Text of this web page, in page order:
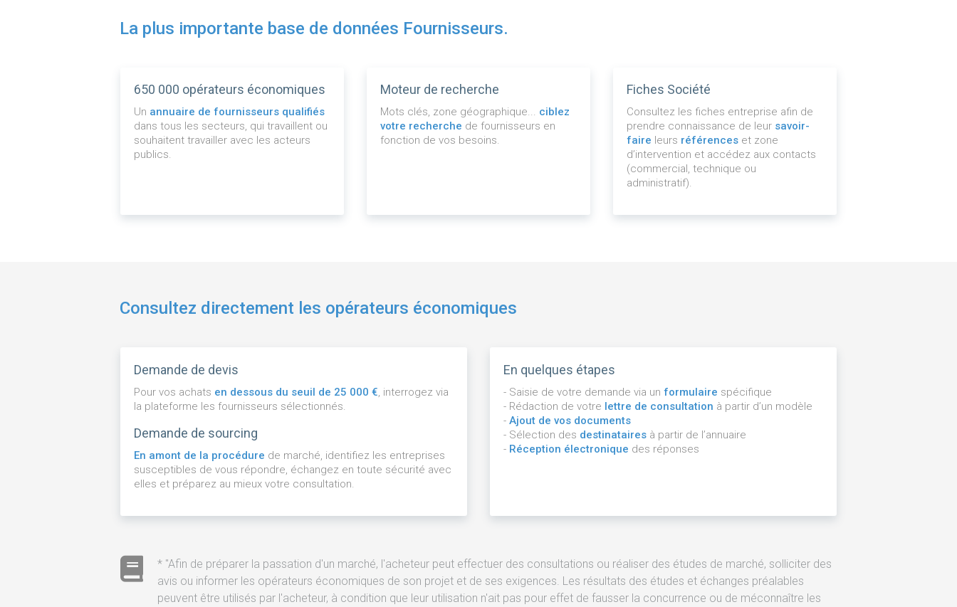
La plus importante base de données Fournisseurs.
650 000 opérateurs économiques
Un annuaire de fournisseurs qualifiés
dans tous les secteurs, qui travaillent ou
souhaitent travailler avec les acteurs
publics.
Moteur de recherche
Mots clés, zone géographique... ciblez
votre recherche de fournisseurs en
fonction de vos besoins.
Fiches Société
Consultez les fiches entreprise afin de
prendre connaissance de leur savoir-
faire leurs références et zone
d’intervention et accédez aux contacts
(commercial, technique ou
administratif).
Consultez directement les opérateurs économiques
Demande de devis
Pour vos achats en dessous du seuil de 25 000 € , interrogez via
la plateforme les fournisseurs sélectionnés.
Demande de sourcing
En amont de la procédure de marché, identifiez les entreprises
susceptibles de vous répondre, échangez en toute sécurité avec
elles et préparez au mieux votre consultation.
En quelques étapes
- Saisie de votre demande via unformulaire spécifique
- Rédaction de votre lettre de consultation à partir d’un modèle
-Ajout de vos documents
- Sélection des destinataires à partir de l’annuaire
- Réception électronique des réponses
* "Afin de préparer la passation d'un marché, l'acheteur peut effectuer des consultations ou réaliser des études de marché, solliciter des
avis ou informer les opérateurs économiques de son projet et de ses exigences. Les résultats des études et échanges préalables
peuvent être utilisés par l'acheteur, à condition que leur utilisation n'ait pas pour effet de fausser la concurrence ou de méconnaître les